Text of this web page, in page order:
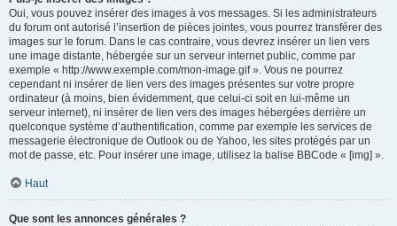
Oui, vous pouvez insérer des images à vos messages. Si les administrateurs
du forum ont autorisé l’insertion de pièces jointes, vous pourrez transférer des
images sur le forum. Dans le cas contraire, vous devrez insérer un lien vers
une image distante, hébergée sur un serveur internet public, comme par
exemple « http://www.exemple.com/mon-image.gif ». Vous ne pourrez
cependant ni insérer de lien vers des images présentes sur votre propre
ordinateur (à moins, bien évidemment, que celui-ci soit en lui-même un
serveur internet), ni insérer de lien vers des images hébergées derrière un
quelconque système d’authentification, comme par exemple les services de
messagerie électronique de Outlook ou de Yahoo, les sites protégés par un
mot de passe, etc. Pour insérer une image, utilisez la balise BBCode « [img] ».
Haut
Que sont les annonces générales ?